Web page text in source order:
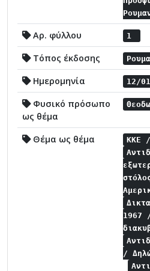
Αρ. φύλλου 1
Τόπος έκδοσης
Ημερομηνία 12/
Φυσικό πρόσωπο
ως θέμα
Θέμα ως θέμα
ΚΚΕ /
1967
/